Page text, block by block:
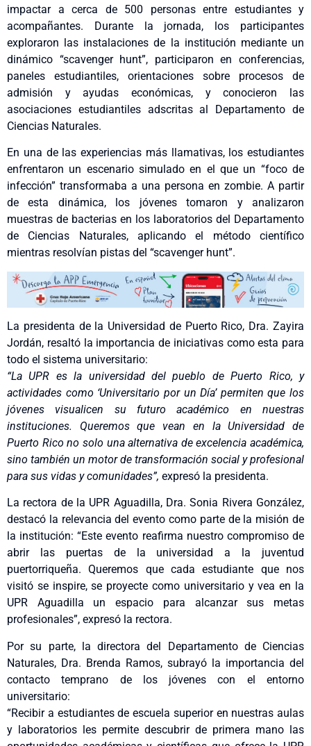
impactar a cerca de 500 personas entre estudiantes y
acompañantes. Durante la jornada, los participantes
exploraron las instalaciones de la institución mediante un
dinámico “scavenger hunt”, participaron en conferencias,
paneles estudiantiles, orientaciones sobre procesos de
admisión y ayudas económicas, y conocieron las
asociaciones estudiantiles adscritas al Departamento de
Ciencias Naturales.
En una de las experiencias más llamativas, los estudiantes
enfrentaron un escenario simulado en el que un “foco de
infección” transformaba a una persona en zombie. A partir
de esta dinámica, los jóvenes tomaron y analizaron
muestras de bacterias en los laboratorios del Departamento
de Ciencias Naturales, aplicando el método científico
mientras resolvían pistas del “scavenger hunt”.
La presidenta de la Universidad de Puerto Rico, Dra. Zayira
Jordán, resaltó la importancia de iniciativas como esta para
todo el sistema universitario:
“La UPR es la universidad del pueblo de Puerto Rico, y
actividades como ‘Universitario por un Día’ permiten que los
jóvenes visualicen su futuro académico en nuestras
instituciones. Queremos que vean en la Universidad de
Puerto Rico no solo una alternativa de excelencia académica,
sino también un motor de transformación social y profesional
para sus vidas y comunidades”, expresó la presidenta.
La rectora de la UPR Aguadilla, Dra. Sonia Rivera González,
destacó la relevancia del evento como parte de la misión de
la institución: “Este evento reafirma nuestro compromiso de
abrir las puertas de la universidad a la juventud
puertorriqueña. Queremos que cada estudiante que nos
visitó se inspire, se proyecte como universitario y vea en la
UPR Aguadilla un espacio para alcanzar sus metas
profesionales”, expresó la rectora.
Por su parte, la directora del Departamento de Ciencias
Naturales, Dra. Brenda Ramos, subrayó la importancia del
contacto temprano de los jóvenes con el entorno
universitario:
“Recibir a estudiantes de escuela superior en nuestras aulas
y laboratorios les permite descubrir de primera mano las